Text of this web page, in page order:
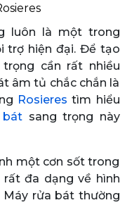
luôn là một trong
trợ hiện đại. Để tạo
cần rất nhiều
âm tủ chắc chắn là
Rosieres tìm hiểu
bát sang trọng này
một cơn sốt trong
rất đa dạng về hình
Máy rửa bát thường